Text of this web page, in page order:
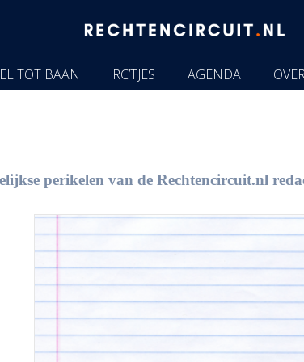
TOT BAAN RC’TJES AGENDA
perikelen van de Rechtencircuit.nl